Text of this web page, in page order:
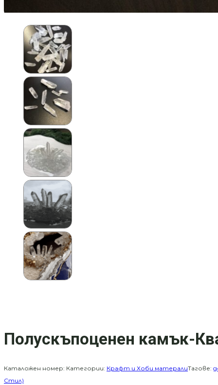
Полускъпоценен камък-
Каталожен номер: Категории: Крафт и Хоби матералиТагове:
Стил)